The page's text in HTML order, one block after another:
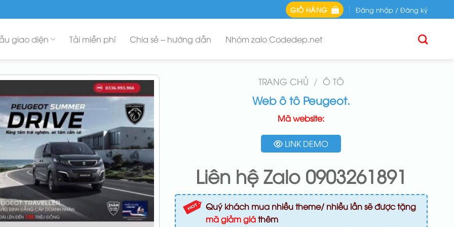
GIỎ HÀNG Đăng nhập / Đăng ký
giao diện Tải miễn phí Chia sẻ – hướng dẫn Nhóm zalo Codedep.net
TRANG CHỦ / Ô TÔ
Web ô tô Peugeot.
Mã website:
LINK DEMO
Liên hệ Zalo 0903261891
Quý khách mua nhiều theme/ nhiều lần sẽ được tặng
mã giảm giáthêm